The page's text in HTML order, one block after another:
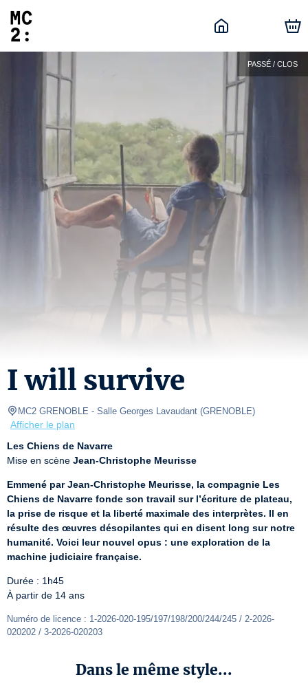
PASSÉ / CLOS
I will survive
MC2 GRENOBLE - Salle Georges Lavaudant (GRENOBLE)
Afficher le plan
Les Chiens de Navarre
Mise en scène Jean-Christophe Meurisse
Emmené par Jean-Christophe Meurisse, la compagnie Les
Chiens de Navarre fonde son travail sur l’écriture de plateau,
la prise de risque et la liberté maximale des interprètes. Il en
résulte des œuvres désopilantes qui en disent long sur notre
humanité. Voici leur nouvel opus : une exploration de la
machine judiciaire française.
Durée : 1h45
À partir de 14 ans
Numéro de licence : 1-2026-020-195/197/198/200/244/245 / 2-2026-
020202 / 3-2026-020203
Dans le même style...